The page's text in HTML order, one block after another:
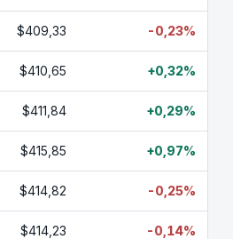
$409,33 -0,23%
$410,65 +0,32%
$411,84 +0,29%
$415,85 +0,97%
$414,82 -0,25%
$414,23 -0,14%